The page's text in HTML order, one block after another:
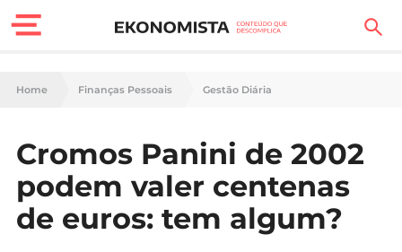
Finanças Pessoais
Carreira
Casa
Home Finanças Pessoais Gestão Diária
Cromos Panini de 2002
podem valer centenas
de euros: tem algum?